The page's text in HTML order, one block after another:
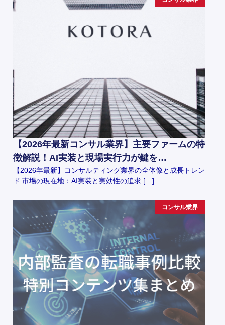
【2026年最新コンサル業界】主要ファームの特
徴解説！AI実装と現場実行力が鍵を…
【2026年最新】コンサルティング業界の全体像と成長トレン
ド 市場の現在地：AI実装と実効性の追求 […]
コンサル業界